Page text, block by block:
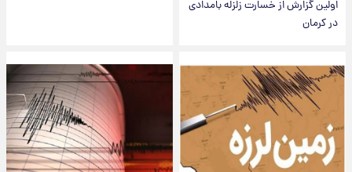
اولین گزارش از خسارت زلزله بامدادی
در کرمان